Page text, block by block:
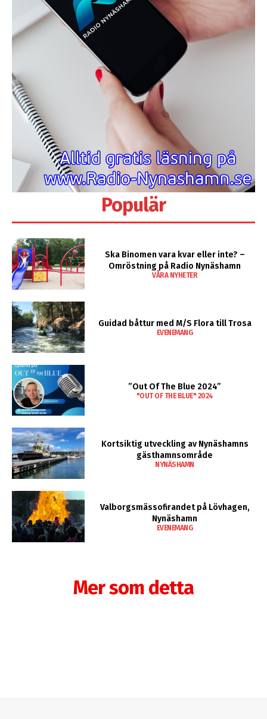
Populär
Ska Binomen vara kvar eller inte? –
Omröstning på Radio Nynäshamn
VÅRA NYHETER
Guidad båttur med M/S Flora till Trosa
EVENEMANG
”Out Of The Blue 2024”
"OUT OF THE BLUE" 2024
Kortsiktig utveckling av Nynäshamns
gästhamnsområde
NYNÄSHAMN
Valborgsmässofirandet på Lövhagen,
Nynäshamn
EVENEMANG
Mer som detta